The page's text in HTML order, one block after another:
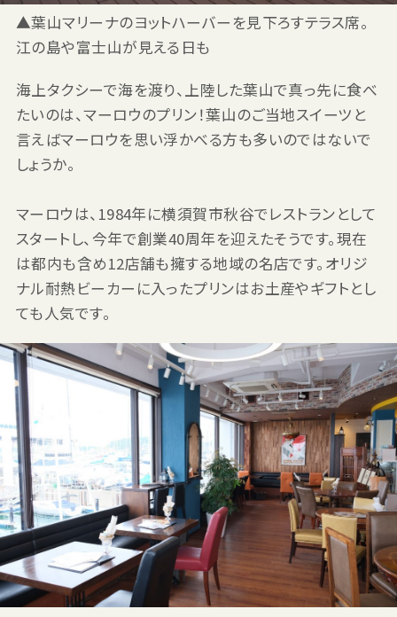
▲葉山マリーナのヨットハーバーを見下ろすテラス席。
江の島や富士山が見える日も
海上タクシーで海を渡り、上陸した葉山で真っ先に食べ
たいのは、マーロウのプリン！葉山のご当地スイーツと
言えばマーロウを思い浮かべる方も多いのではないで
しょうか。
マーロウは、1984年に横須賀市秋谷でレストランとして
スタートし、今年で創業40周年を迎えたそうです。現在
は都内も含め12店舗も擁する地域の名店です。オリジ
ナル耐熱ビーカーに入ったプリンはお土産やギフトとし
ても人気です。